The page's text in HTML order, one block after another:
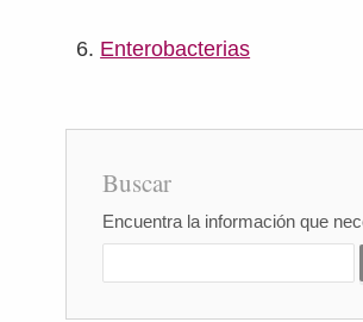
Enterobacterias
Buscar
Encuentra la información que